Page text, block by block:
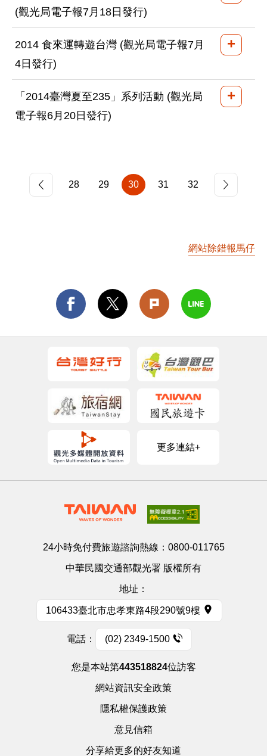
(觀光局電子報7月18日發行)
2014 食來運轉遊台灣 (觀光局電子報7月
4日發行)
+
「2014臺灣夏至235」系列活動 (觀光局
電子報6月20日發行)
+
28 29 30 31 32
網站除錯報馬仔
更多連結+
24小時免付費旅遊諮詢熱線： 0800-011765
中華民國交通部觀光署 版權所有
地址：
106433臺北市忠孝東路4段290號9樓
電話： (02) 2349-1500
您是本站第443518824位訪客
網站資訊安全政策
隱私權保護政策
意見信箱
分享給更多的好友知道